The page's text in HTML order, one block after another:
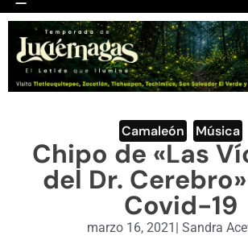
CAMALEÓN
OPINIÓN
DEPORTES
ENGLISH SECTION
VIDEOS
Camaleón Música
Chipo de «Las
del Dr.
Covid-19
marzo 16, 2021 | Sandra